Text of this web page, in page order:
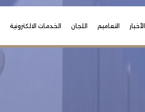
الأخبار التعاميم اللجان الخدمات الالكترونية